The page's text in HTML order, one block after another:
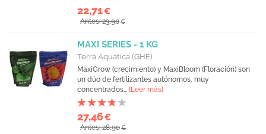
22,71€
Antes: 23,90€
MAXI SERIES - 1 KG
Terra Aquatica (GHE)
MaxiGrow (crecimiento) y MaxiBloom (Floración) son
un dúo de fertilizantes autónomos, muy
concentrados... [Leer más]
27,46€
Antes: 28,90€